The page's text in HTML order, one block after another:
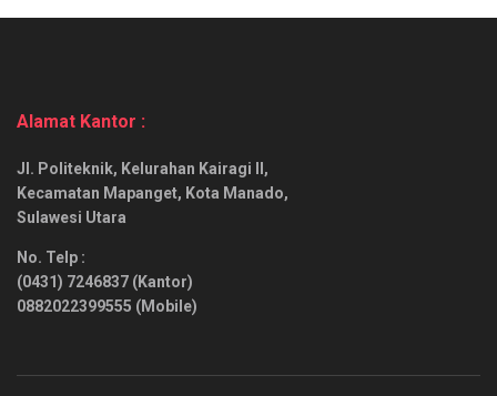
Alamat Kantor :
Jl. Politeknik, Kelurahan Kairagi II,
Kecamatan Mapanget, Kota Manado,
Sulawesi Utara
No. Telp :
(0431) 7246837 (Kantor)
0882022399555 (Mobile)